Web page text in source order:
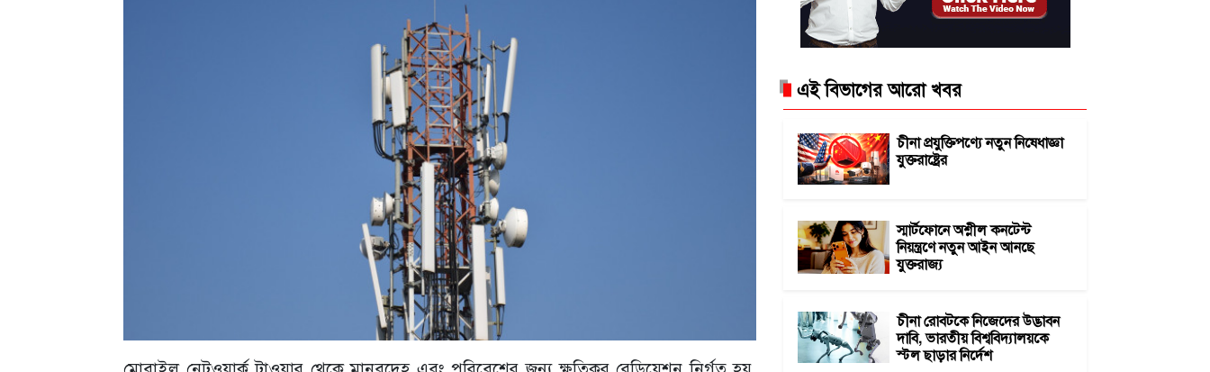
মোবাইল নেটওয়ার্ক টাওয়ার থেকে মানবদেহ এবং পরিবেশের জন্য ক্ষতিকর রেডিয়েশন নির্গত হয়,
এই বিভাগের আরো খবর
চীনা প্রযুক্তিপণ্যে নতুন নিষেধাজ্ঞা
যুক্তরাষ্ট্রের
স্মার্টফোনে অশ্লীল কনটেন্ট
নিয়ন্ত্রণে নতুন আইন আনছে
যুক্তরাজ্য
চীনা রোবটকে নিজেদের উদ্ভাবন
দাবি, ভারতীয় বিশ্ববিদ্যালয়কে
স্টল ছাড়ার নির্দেশ